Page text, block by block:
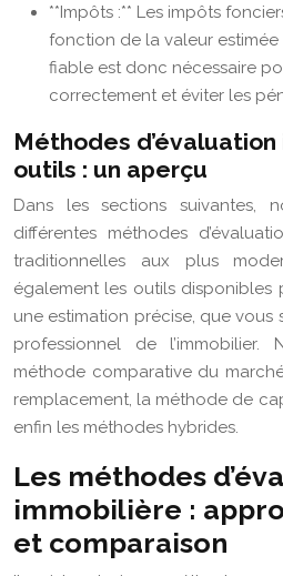
**Impôts :** Les impôts
fonction de la valeur
fiable est donc nécessaire
correctement et éviter les
Méthodes
outils : un aperçu
Dans les sections suivantes,
différentes méthodes
traditionnelles aux plus
également les outils disponibles
une estimation précise, que vous
professionnel de
méthode comparative du
remplacement, la méthode de
enfin les méthodes hybrides.
Les méthodes
immobilière :
et comparaison